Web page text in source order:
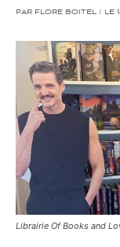
PAR FLORE BOITEL / LE
Librairie Of Books and